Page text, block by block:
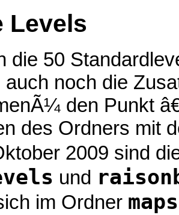
Levels
die 50
auch noch die
den Punkt
des Ordners mit
2009 sind
und
im Ordner maps